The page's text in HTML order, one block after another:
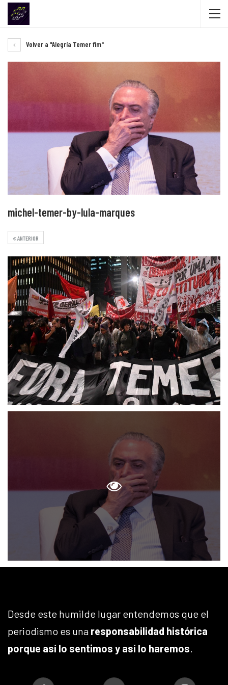
Volver a "Alegría Temer fim"
michel-temer-by-lula-marques
ANTERIOR
Desde este humilde lugar entendemos que el
periodismo es una responsabilidad histórica
porque así lo sentimos y así lo haremos